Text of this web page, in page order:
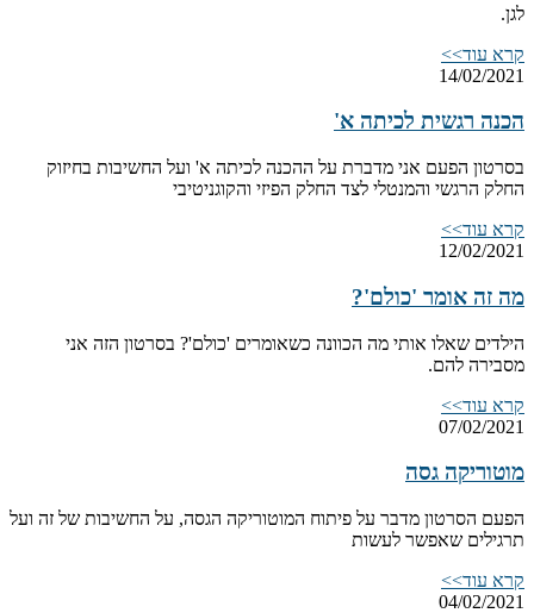
לגן.
קרא עוד>>
14/02/2021
הכנה רגשית לכיתה א'
בסרטון הפעם אני מדברת על ההכנה לכיתה א' ועל החשיבות בחיזוק
החלק הרגשי והמנטלי לצד החלק הפיזי והקוגניטיבי
קרא עוד>>
12/02/2021
מה זה אומר 'כולם'?
הילדים שאלו אותי מה הכוונה כשאומרים 'כולם'? בסרטון הזה אני
מסבירה להם.
קרא עוד>>
07/02/2021
מוטוריקה גסה
הפעם הסרטון מדבר על פיתוח המוטוריקה הגסה, על החשיבות של זה ועל
תרגילים שאפשר לעשות
קרא עוד>>
04/02/2021